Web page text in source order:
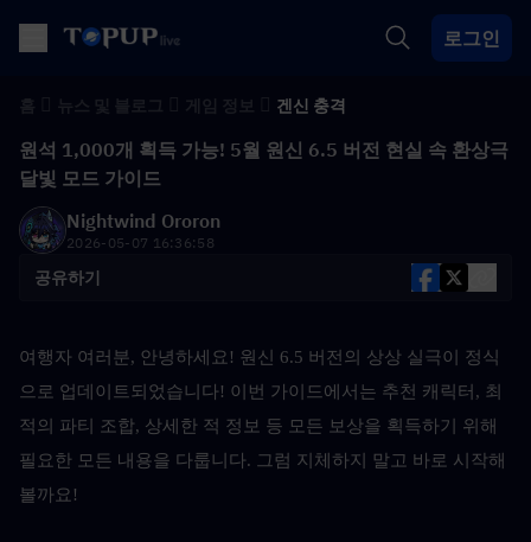
로그인
겐신 충격
원석 1,000개 획득 가능! 5월 원신 6.5 버전 현실 속 환상극
달빛 모드 가이드
Nightwind Ororon
2026-05-07 16:36:58
공유하기
여행자 여러분, 안녕하세요! 원신 6.5 버전의 상상 실극이 정식
으로 업데이트되었습니다! 이번 가이드에서는 추천 캐릭터, 최
적의 파티 조합, 상세한 적 정보 등 모든 보상을 획득하기 위해
필요한 모든 내용을 다룹니다. 그럼 지체하지 말고 바로 시작해
볼까요!